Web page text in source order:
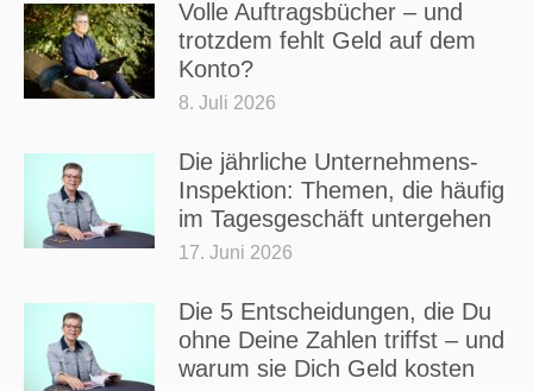
Volle Auftragsbücher – und
trotzdem fehlt Geld auf dem
Konto?
8. Juli 2026
Die jährliche Unternehmens-
Inspektion: Themen, die häufig
im Tagesgeschäft untergehen
17. Juni 2026
Die 5 Entscheidungen, die Du
ohne Deine Zahlen triffst – und
warum sie Dich Geld kosten